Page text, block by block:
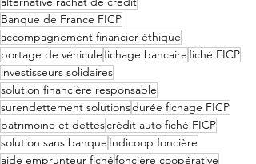
Banque de France FICP
accompagnement financier éthique
portage de véhiculefichage bancairefiché FICP
investisseurs solidaires
solution financière responsable
surendettement solutionsdurée fichage FICP
patrimoine et dettescrédit auto fiché FICP
solution sans banque Indicoop foncière
aide emprunteur fichéfoncière coopérative